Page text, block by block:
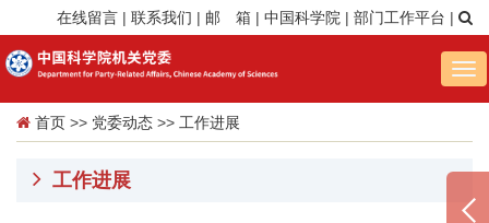
在线留言 | 联系我们 | 邮 箱 | 中国科学院 | 部门工作平台 |
首页 >> 党委动态 >> 工作进展
工作进展